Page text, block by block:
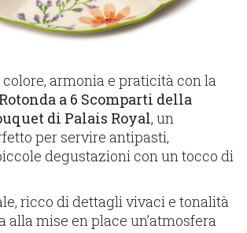
armonia e praticità con la
a 6 Scomparti della
di Palais Royal, un
per servire antipasti,
degustazioni con un tocco di
ricco di dettagli vivaci e tonalità
alla mise en place un’atmosfera